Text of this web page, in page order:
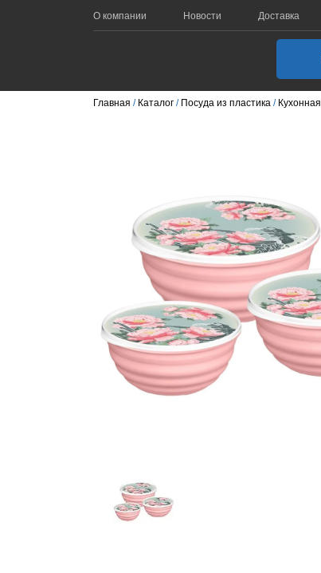
О компании Новости Доставка
Главная Каталог Посуда из пластика